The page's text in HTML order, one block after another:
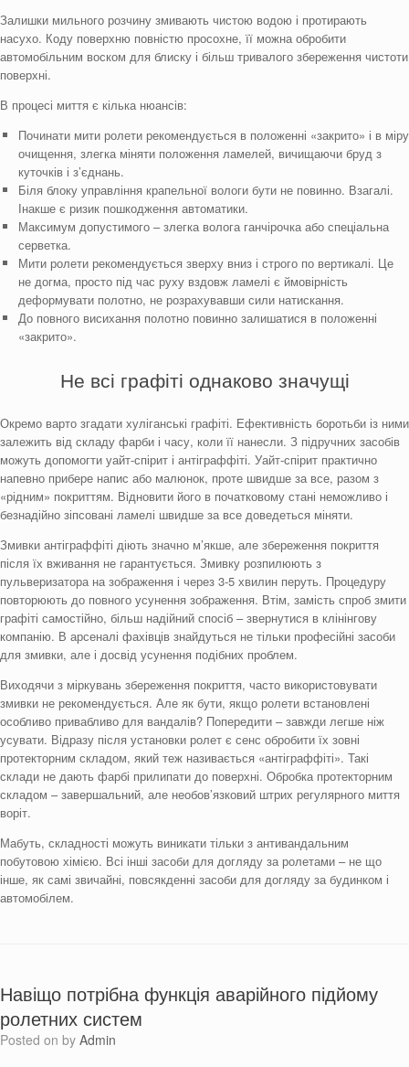
Залишки мильного розчину змивають чистою водою і протирають
насухо. Коду поверхню повністю просохне, її можна обробити
автомобільним воском для блиску і більш тривалого збереження чистоти
поверхні.
В процесі миття є кілька нюансів:
Починати мити ролети рекомендується в положенні «закрито» і в міру
очищення, злегка міняти положення ламелей, вичищаючи бруд з
куточків і з’єднань.
Біля блоку управління крапельної вологи бути не повинно. Взагалі.
Інакше є ризик пошкодження автоматики.
Максимум допустимого – злегка волога ганчірочка або спеціальна
серветка.
Мити ролети рекомендується зверху вниз і строго по вертикалі. Це
не догма, просто під час руху вздовж ламелі є ймовірність
деформувати полотно, не розрахувавши сили натискання.
До повного висихання полотно повинно залишатися в положенні
«закрито».
Не всі графіті однаково значущі
Окремо варто згадати хуліганські графіті. Ефективність боротьби із ними
залежить від складу фарби і часу, коли її нанесли. З підручних засобів
можуть допомогти уайт-спірит і антіграффіті. Уайт-спірит практично
напевно прибере напис або малюнок, проте швидше за все, разом з
«рідним» покриттям. Відновити його в початковому стані неможливо і
безнадійно зіпсовані ламелі швидше за все доведеться міняти.
Змивки антіграффіті діють значно м’якше, але збереження покриття
після їх вживання не гарантується. Змивку розпилюють з
пульверизатора на зображення і через 3-5 хвилин перуть. Процедуру
повторюють до повного усунення зображення. Втім, замість спроб змити
графіті самостійно, більш надійний спосіб – звернутися в клінінгову
компанію. В арсеналі фахівців знайдуться не тільки професійні засоби
для змивки, але і досвід усунення подібних проблем.
Виходячи з міркувань збереження покриття, часто використовувати
змивки не рекомендується. Але як бути, якщо ролети встановлені
особливо привабливо для вандалів? Попередити – завжди легше ніж
усувати. Відразу після установки ролет є сенс обробити їх зовні
протекторним складом, який теж називається «антіграффіті». Такі
склади не дають фарбі прилипати до поверхні. Обробка протекторним
складом – завершальний, але необов’язковий штрих регулярного миття
воріт.
Мабуть, складності можуть виникати тільки з антивандальним
побутовою хімією. Всі інші засоби для догляду за ролетами – не що
інше, як самі звичайні, повсякденні засоби для догляду за будинком і
автомобілем.
Навіщо потрібна функція аварійного підйому
ролетних систем
Posted on by Admin